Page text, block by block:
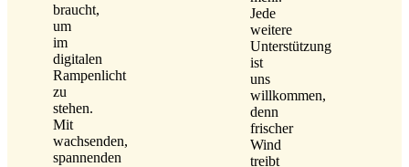
braucht,
um
im
digitalen
Rampenlicht
zu
stehen.
Mit
wachsenden,
spannenden
Jede
weitere
Unterstützung
ist
uns
willkommen,
denn
frischer
Wind
treibt